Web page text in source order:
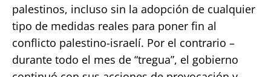
palestinos, incluso sin la adopción de cualquier
tipo de medidas reales para poner fin al
conflicto palestino-israelí. Por el contrario –
durante todo el mes de “tregua”, el gobierno